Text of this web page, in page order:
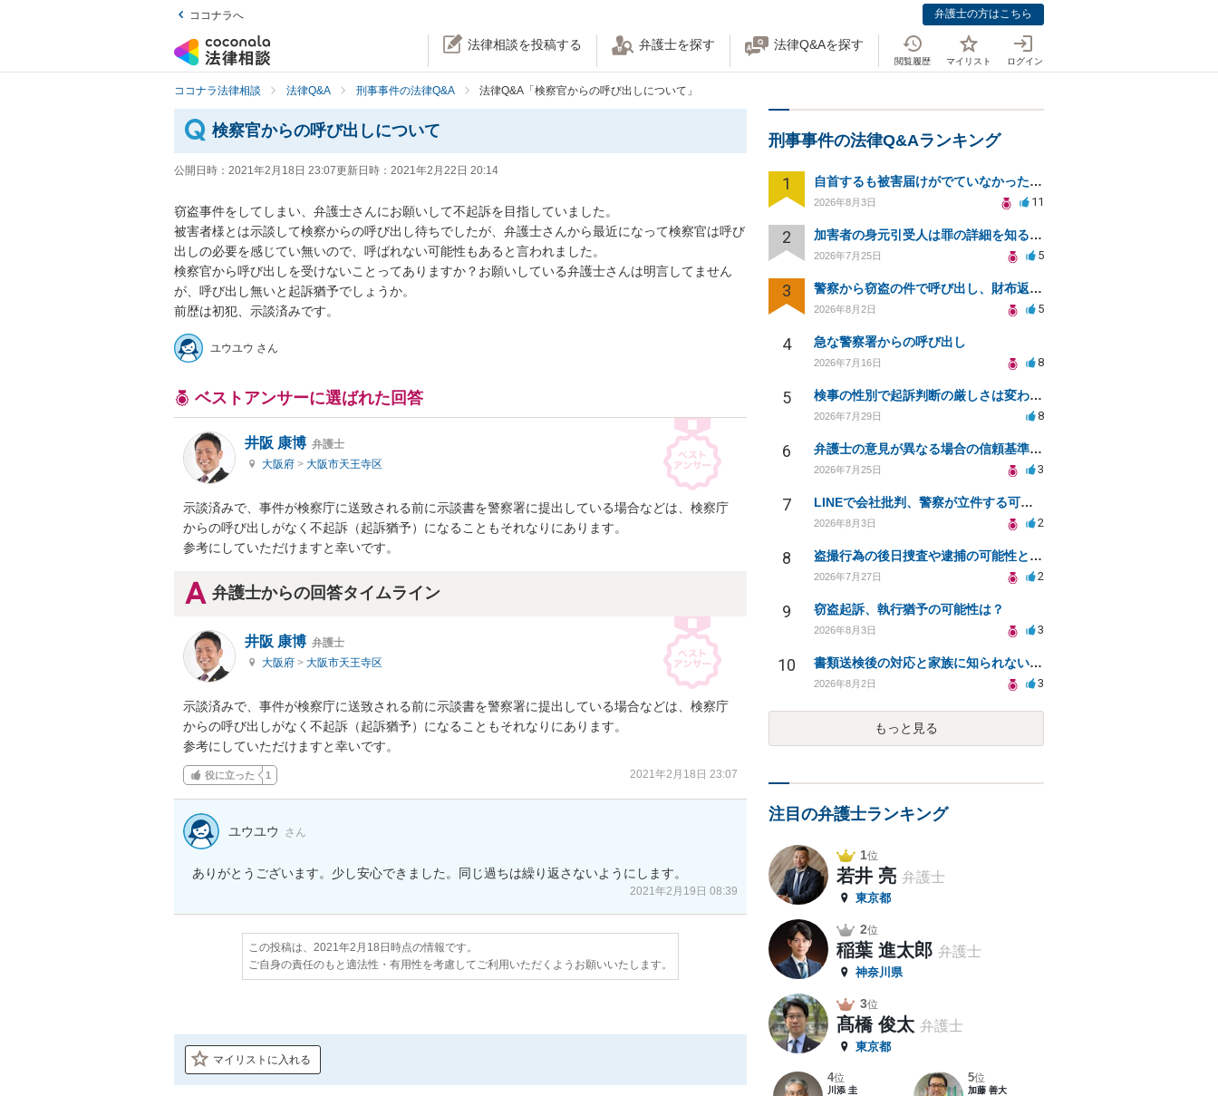
ココナラへ 弁護士の方はこちら
法律相談を投稿する 弁護士を探す 法律Q&Aを探す
閲覧履歴 マイリスト ログイン
ココナラ法律相談 法律Q&A 刑事事件の法律Q&A 法律Q&A「検察官からの呼び出しについて」
検察官からの呼び出しについて
公開日時： 2021年2月18日 23:07更新日時： 2021年2月22日 20:14
窃盗事件をしてしまい、弁護士さんにお願いして不起訴を目指していました。
被害者様とは示談して検察からの呼び出し待ちでしたが、弁護士さんから最近になって検察官は呼び
出しの必要を感じてい無いので、呼ばれない可能性もあると言われました。
検察官から呼び出しを受けないことってありますか？お願いしている弁護士さんは明言してません
が、呼び出し無いと起訴猶予でしょうか。
前歴は初犯、示談済みです。
ユウユウ さん
ベストアンサーに選ばれた回答
井阪 康博 弁護士
大阪府 > 大阪市天王寺区
示談済みで、事件が検察庁に送致される前に示談書を警察署に提出している場合などは、検察庁
からの呼び出しがなく不起訴（起訴猶予）になることもそれなりにあります。
参考にしていただけますと幸いです。
弁護士からの回答タイムライン
井阪 康博 弁護士
大阪府 > 大阪市天王寺区
示談済みで、事件が検察庁に送致される前に示談書を警察署に提出している場合などは、検察庁
からの呼び出しがなく不起訴（起訴猶予）になることもそれなりにあります。
参考にしていただけますと幸いです。
役に立った 1 2021年2月18日 23:07
ユウユウ さん
ありがとうございます。少し安心できました。同じ過ちは繰り返さないようにします。
2021年2月19日 08:39
この投稿は、2021年2月18日時点の情報です。
ご自身の責任のもと適法性・有用性を考慮してご利用いただくようお願いいたします。
マイリストに入れる
刑事事件の法律Q&Aランキング
1 自首するも被害届けがでていなかった場合
2026年8月3日 11
2 加害者の身元引受人は罪の詳細を知ることができるか？
2026年7月25日 5
3 警察から窃盗の件で呼び出し、財布返却で自首すべきか？
2026年8月2日 5
4 急な警察署からの呼び出し
2026年7月16日 8
5 検事の性別で起訴判断の厳しさは変わるのか知りたい
2026年7月29日 8
6 弁護士の意見が異なる場合の信頼基準について教えてください
2026年7月25日 3
7 LINEで会社批判、警察が立件する可能性は？
2026年8月3日 2
8 盗撮行為の後日捜査や逮捕の可能性と初動対応について
2026年7月27日 2
9 窃盗起訴、執行猶予の可能性は？
2026年8月3日 3
10 書類送検後の対応と家族に知られないための手続きについて相談
2026年8月2日 3
もっと見る
注目の弁護士ランキング
1位
若井 亮 弁護士
東京都
2位
稲葉 進太郎 弁護士
神奈川県
3位
髙橋 俊太 弁護士
東京都
4位
川添 圭
5位
加藤 善大